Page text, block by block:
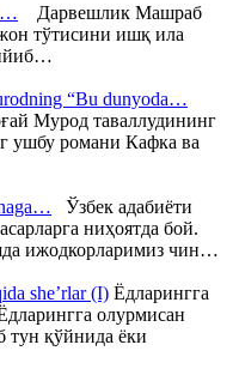
Дарвешлик Машраб
тўтисини ишқ ила
“Bu dunyoda…
Мурод таваллудининг
ушбу романи Кафка ва
Ўзбек адабиёти
ниҳоятда бой.
ижодкорларимиз чин…
she’rlar (I) Ёдларингга
олурмисан
қўйнида ёки